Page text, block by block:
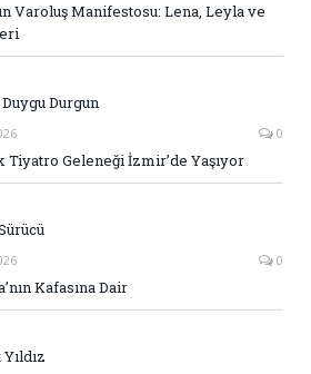
Varoluş Manifestosu: Lena, Leyla ve
Durgun
0
Tiyatro Geleneği İzmir’de Yaşıyor
0
Kafasına Dair